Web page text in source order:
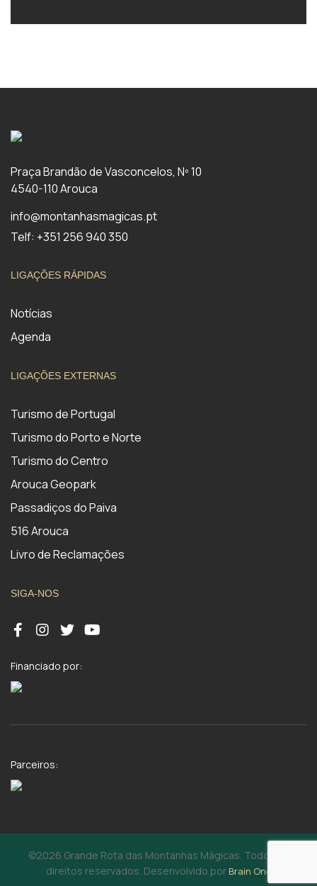
Praça Brandão de Vasconcelos, Nº 10
4540-110 Arouca
info@montanhasmagicas.pt
Telf: +351 256 940 350
LIGAÇÕES RÁPIDAS
Notícias
Agenda
LIGAÇÕES EXTERNAS
Turismo de Portugal
Turismo do Porto e Norte
Turismo do Centro
Arouca Geopark
Passadiços do Paiva
516 Arouca
Livro de Reclamações
SIGA-NOS
Financiado por:
Parceiros:
©2026 Grande Rota das Montanhas Mágicas. Todos os
direitos reservados. Desenvolvido por Brain One